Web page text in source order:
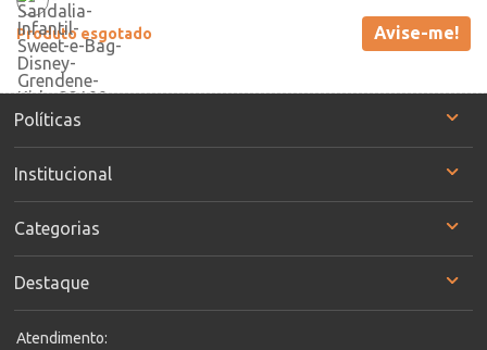
Produto esgotado Avise-me!
Políticas
Institucional
Categorias
Destaque
Atendimento: